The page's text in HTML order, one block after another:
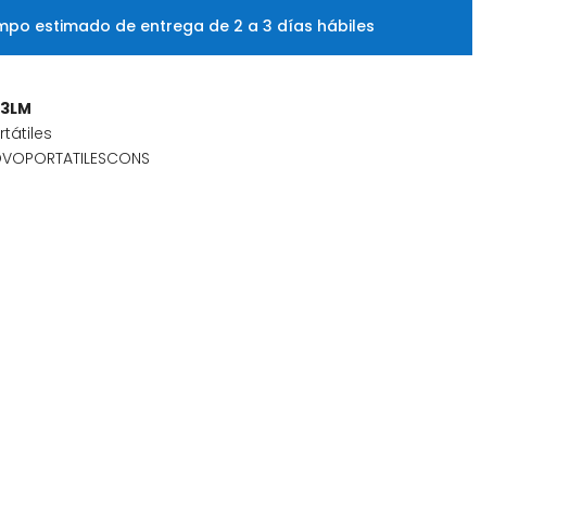
estimado de entrega de 2 a 3 días hábiles